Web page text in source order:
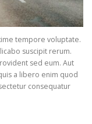
tempore voluptate.
suscipit rerum.
sed eum. Aut
a libero enim quod
consequatur